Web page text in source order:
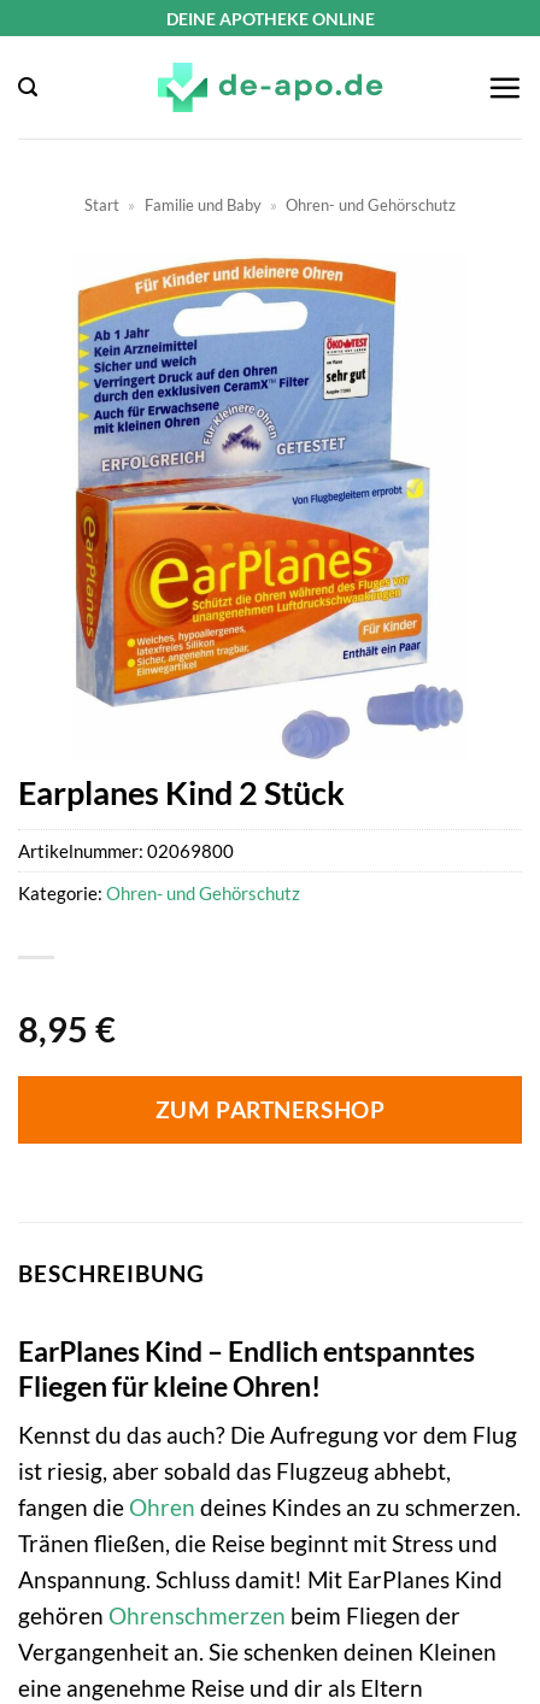
springen
DEINE APOTHEKE ONLINE
Start » Familie und Baby » Ohren- und Gehörschutz
Earplanes Kind 2 Stück
8,95 €
ZUM PARTNERSHOP
Artikelnummer: 02069800
Kategorie: Ohren- und Gehörschutz
BESCHREIBUNG
EarPlanes Kind – Endlich entspanntes
Fliegen für kleine Ohren!
Kennst du das auch? Die Aufregung vor dem Flug
ist riesig, aber sobald das Flugzeug abhebt,
fangen die Ohren deines Kindes an zu schmerzen.
Tränen fließen, die Reise beginnt mit Stress und
Anspannung. Schluss damit! Mit EarPlanes Kind
gehören Ohrenschmerzen beim Fliegen der
Vergangenheit an. Sie schenken deinen Kleinen
eine angenehme Reise und dir als Eltern